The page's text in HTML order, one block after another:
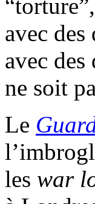
avec des
avec
ne soit
Le
les war